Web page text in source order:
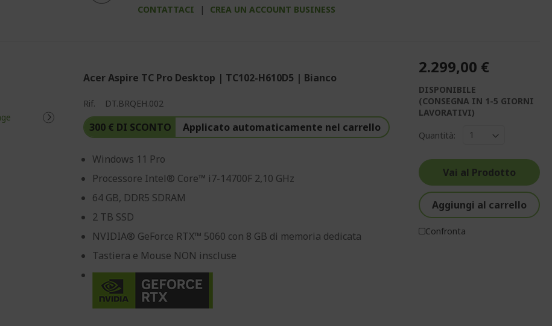
CONTATTACI | CREA UN ACCOUNT BUSINESS
Acer Aspire TC Pro Desktop | TC102-H610D5 | Bianco
Rif. DT.BRQEH.002
300 € DI SCONTO Applicato automaticamente nel carrello
Windows 11 Pro
Processore Intel® Core™ i7-14700F 2,10 GHz
64 GB, DDR5 SDRAM
2 TB SSD
NVIDIA® GeForce RTX™ 5060 con 8 GB di memoria dedicata
Tastiera e Mouse NON inscluse
2.299,00 €
DISPONIBILE
(CONSEGNA IN 1-5 GIORNI
LAVORATIVI)
Quantità:
Vai al Prodotto
Aggiungi al carrello
Confronta